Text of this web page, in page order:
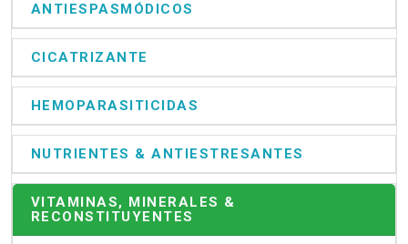
ANTIESPASMÓDICOS
CICATRIZANTE
HEMOPARASITICIDAS
NUTRIENTES & ANTIESTRESANTES
VITAMINAS, MINERALES &
RECONSTITUYENTES